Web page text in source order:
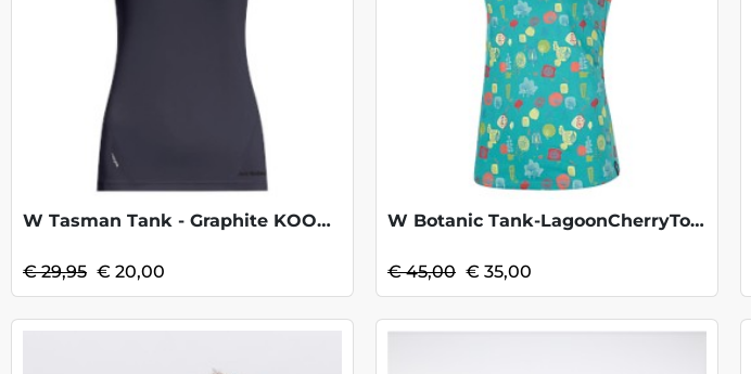
W Tasman Tank - Graphite KOOPJE
€ 29,95 € 20,00
W Botanic Tank-LagoonCherryTomato KOOPJE
€ 45,00 € 35,00